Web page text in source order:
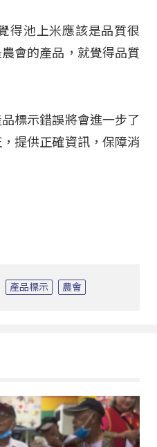
得池上米應該是品質很
會的產品，就覺得品質
標示錯誤將會進一步了
提供正確資訊，保障消
產品標示 農會